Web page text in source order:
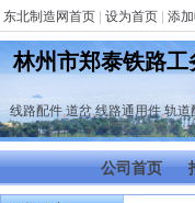
东北制造网首页 设为首页 添
林州市郑泰铁路工
线路配件,道岔,线路通用件,轨道
公司首页